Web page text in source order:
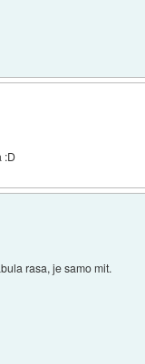
:D
rasa, je samo mit.